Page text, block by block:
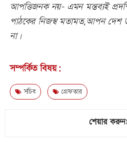
আপত্তিজনক নয়- এমন মন্তব্যই
পাঠকের নিজস্ব মতামত,আপন দেশ
না।
সম্পর্কিত বিষয়:
সচিব গ্রেফতার
শেয়ার